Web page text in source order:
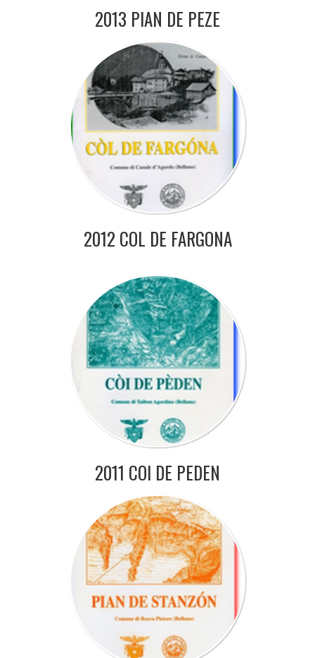
2013 PIAN DE PEZE
2012 COL DE FARGONA
2011 COI DE PEDEN